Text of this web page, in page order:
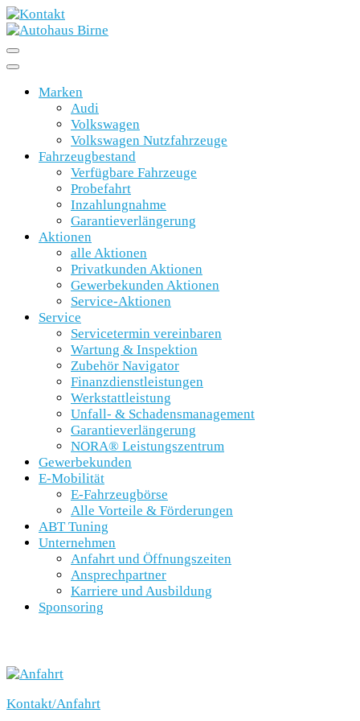
Marken
Audi
Volkswagen
Volkswagen Nutzfahrzeuge
Fahrzeugbestand
Verfügbare Fahrzeuge
Probefahrt
Inzahlungnahme
Garantieverlängerung
Aktionen
alle Aktionen
Privatkunden Aktionen
Gewerbekunden Aktionen
Service-Aktionen
Service
Servicetermin vereinbaren
Wartung & Inspektion
Zubehör Navigator
Finanzdienstleistungen
Werkstattleistung
Unfall- & Schadensmanagement
Garantieverlängerung
NORA® Leistungszentrum
Gewerbekunden
E-Mobilität
E-Fahrzeugbörse
Alle Vorteile & Förderungen
ABT Tuning
Unternehmen
Anfahrt und Öffnungszeiten
Ansprechpartner
Karriere und Ausbildung
Sponsoring
Kontakt/Anfahrt